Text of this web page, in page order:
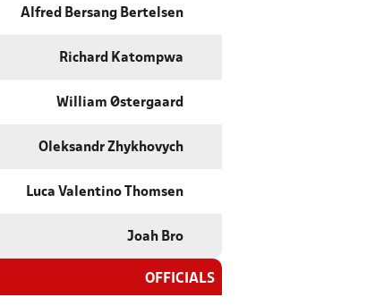
Alfred Bersang Bertelsen
Richard Katompwa
William Østergaard
Oleksandr Zhykhovych
Luca Valentino Thomsen
Joah Bro
OFFICIALS